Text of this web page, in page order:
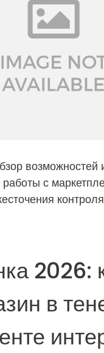
возможностей
работы с
2026:
в